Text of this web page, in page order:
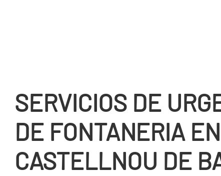
SERVICIOS DE
DE FONTANERIA EN
CASTELLNOU DE